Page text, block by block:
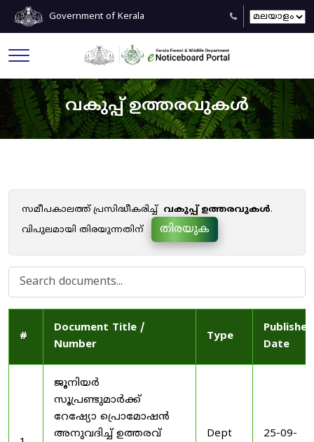
Government of Kerala
വകുപ്പ് ഉത്തരവുകൾ
സമീപകാലത്ത് പ്രസിദ്ധീകരിച്ച് വകുപ്പ് ഉത്തരവുകൾ.
വിപുലമായി തിരയുന്നതിന്
തിരയുക
#
Document Title /
Number
Type
Published
Date
ജൂനിയർ
സൂപ്രണ്ടുമാർക്ക്
റേഷ്യോ പ്രൊമോഷൻ
അനുവദിച്ച് ഉത്തരവ്
Dept
25-09-